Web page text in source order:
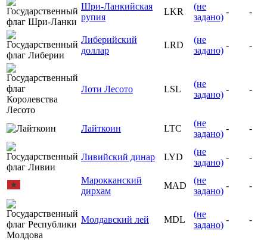
Шри-Ланкийская
рупия
LKR
(не
задано)
- -
Либерийский
доллар
LRD
(не
задано)
- -
Лоти Лесото LSL
(не
задано)
- -
Лайткоин LTC
(не
задано)
- -
Ливийский динар LYD
(не
задано)
- -
Марокканский
дирхам
MAD
(не
задано)
- -
Молдавский лей MDL
(не
задано)
- -